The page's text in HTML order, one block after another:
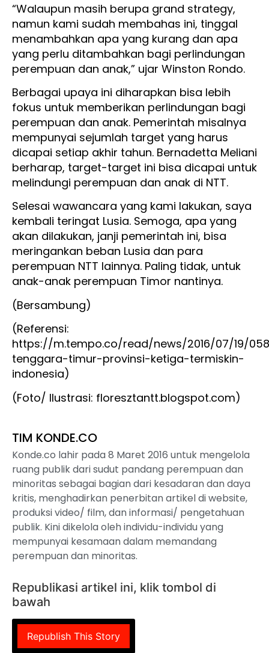
“Walaupun masih berupa grand strategy,
namun kami sudah membahas ini, tinggal
menambahkan apa yang kurang dan apa
yang perlu ditambahkan bagi perlindungan
perempuan dan anak,” ujar Winston Rondo.
Berbagai upaya ini diharapkan bisa lebih
fokus untuk memberikan perlindungan bagi
perempuan dan anak. Pemerintah misalnya
mempunyai sejumlah target yang harus
dicapai setiap akhir tahun. Bernadetta Meliani
berharap, target-target ini bisa dicapai untuk
melindungi perempuan dan anak di NTT.
Selesai wawancara yang kami lakukan, saya
kembali teringat Lusia. Semoga, apa yang
akan dilakukan, janji pemerintah ini, bisa
meringankan beban Lusia dan para
perempuan NTT lainnya. Paling tidak, untuk
anak-anak perempuan Timor nantinya.
(Bersambung)
(Referensi:
https://m.tempo.co/read/news/2016/07/19/
tenggara-timur-provinsi-ketiga-termiskin-
indonesia)
(Foto/ Ilustrasi: floresztantt.blogspot.com)
TIM KONDE.CO
Konde.co lahir pada 8 Maret 2016 untuk mengelola
ruang publik dari sudut pandang perempuan dan
minoritas sebagai bagian dari kesadaran dan daya
kritis, menghadirkan penerbitan artikel di website,
produksi video/ film, dan informasi/ pengetahuan
publik. Kini dikelola oleh individu-individu yang
mempunyai kesamaan dalam memandang
perempuan dan minoritas.
Republikasi artikel ini, klik tombol di
bawah
Republish This Story